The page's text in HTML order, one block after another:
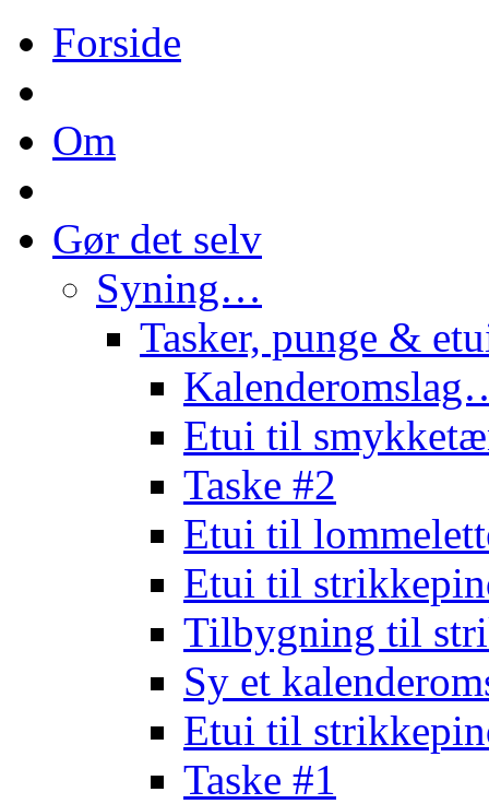
Forside
Om
Gør det selv
Syning…
Tasker, punge &
Etui til
Taske #2
Etui til
Etui til
Tilbygning til
Sy et
Etui til
Taske #1